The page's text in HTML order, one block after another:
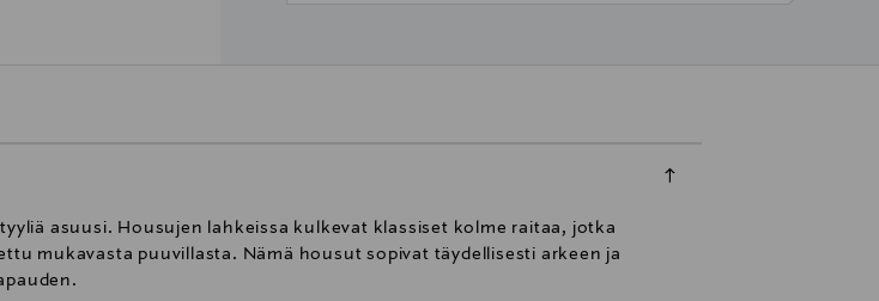
asuusi. Housujen lahkeissa kulkevat klassiset kolme raitaa, jotka
mukavasta puuvillasta. Nämä housut sopivat täydellisesti arkeen ja